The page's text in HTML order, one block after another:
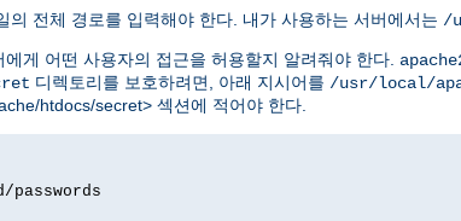
의 전체 경로를 입력해야 한다. 내가 사용하는 서버에서는 /
게 어떤 사용자의 접근을 허용할지 알려줘야 한다.
디렉토리를 보호하려면, 아래 지시어를 /usr/local/
htdocs/secret> 섹션에 적어야 한다.